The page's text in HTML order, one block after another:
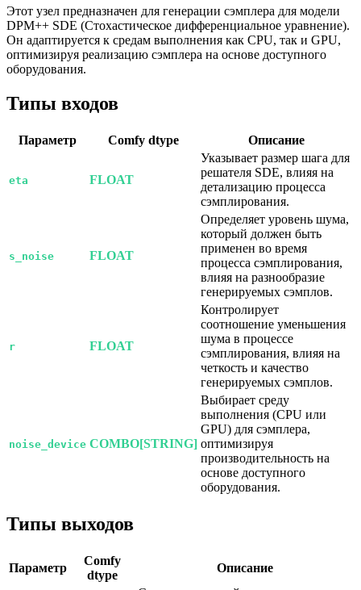
Этот узел предназначен для генерации сэмплера для модели
DPM++ SDE (Стохастическое дифференциальное уравнение).
Он адаптируется к средам выполнения как CPU, так и GPU,
оптимизируя реализацию сэмплера на основе доступного
оборудования.
Типы входов
Параметр Comfy dtype Описание
eta FLOAT
Указывает размер шага для
решателя SDE, влияя на
детализацию процесса
сэмплирования.
s_noise FLOAT
Определяет уровень шума,
который должен быть
применен во время
процесса сэмплирования,
влияя на разнообразие
генерируемых сэмплов.
r FLOAT
Контролирует
соотношение уменьшения
шума в процессе
сэмплирования, влияя на
четкость и качество
генерируемых сэмплов.
noise_device COMBO[STRING]
Выбирает среду
выполнения (CPU или
GPU) для сэмплера,
оптимизируя
производительность на
основе доступного
оборудования.
Типы выходов
Параметр
Comfy
dtype
Описание